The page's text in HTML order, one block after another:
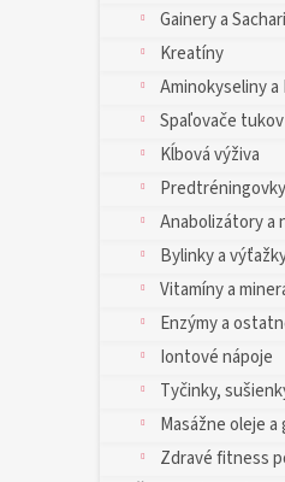
Gainery a
Kreatíny
Aminokyseliny a
Spaľovače tukov
Kĺbová výživa
Anabolizátory a
Bylinky a
Vitamíny a
Enzýmy a
Iontové nápoje
Tyčinky,
Masážne oleje
Zdravé fitness